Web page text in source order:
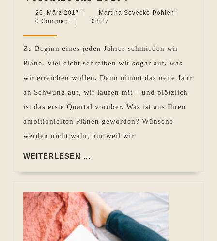
steht
Ihre
guten
Vorsätze
für
2017?
26. März 2017 26.
März
Martina Sevecke-Pohlen Martina
0 Comment
08:27
Zu Beginn eines jeden Jahres schmieden wir
Pläne. Vielleicht schreiben wir sogar auf, was
wir erreichen wollen. Dann nimmt das neue Jahr
an Schwung auf, wir laufen mit – und plötzlich
ist das erste Quartal vorüber. Was ist aus Ihren
ambitionierten Plänen geworden? Wünsche
werden nicht wahr, nur weil wir
WEITERLESEN ...